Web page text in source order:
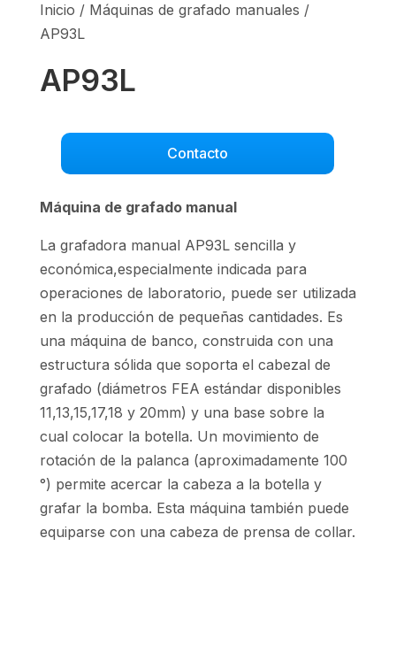
Inicio / Máquinas de grafado manuales /
AP93L
AP93L
Contacto
Máquina de grafado manual
La grafadora manual AP93L sencilla y
económica,especialmente indicada para
operaciones de laboratorio, puede ser utilizada
en la producción de pequeñas cantidades. Es
una máquina de banco, construida con una
estructura sólida que soporta el cabezal de
grafado (diámetros FEA estándar disponibles
11,13,15,17,18 y 20mm) y una base sobre la
cual colocar la botella. Un movimiento de
rotación de la palanca (aproximadamente 100
°) permite acercar la cabeza a la botella y
grafar la bomba. Esta máquina también puede
equiparse con una cabeza de prensa de collar.